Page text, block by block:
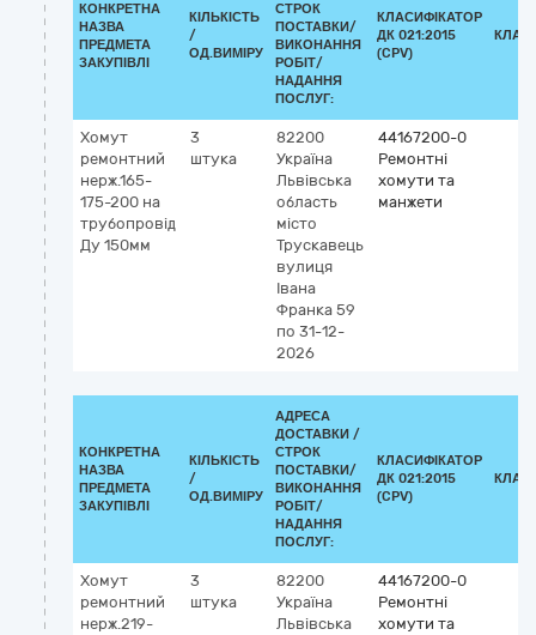
КОНКРЕТНА
НАЗВА
ПРЕДМЕТА
ЗАКУПІВЛІ
КІЛЬКІСТЬ
/
ОД.ВИМІРУ
СТРОК
ПОСТАВКИ/
ВИКОНАННЯ
РОБІТ/
НАДАННЯ
ПОСЛУГ:
КЛАСИФІКАТОР
ДК 021:2015
(CPV)
Хомут
ремонтний
нерж.165-
175-200 на
трубопровід
Ду 150мм
3
штука
82200
Україна
Львівська
область
місто
Трускавець
вулиця
Івана
Франка 59
по 31-12-
2026
44167200-0
Ремонтні
хомути та
манжети
КОНКРЕТНА
НАЗВА
ПРЕДМЕТА
ЗАКУПІВЛІ
КІЛЬКІСТЬ
/
ОД.ВИМІРУ
АДРЕСА
ДОСТАВКИ /
СТРОК
ПОСТАВКИ/
ВИКОНАННЯ
РОБІТ/
НАДАННЯ
ПОСЛУГ:
КЛАСИФІКАТОР
ДК 021:2015
(CPV)
Хомут
ремонтний
нерж.219-
3
штука
82200
Україна
Львівська
44167200-0
Ремонтні
хомути та